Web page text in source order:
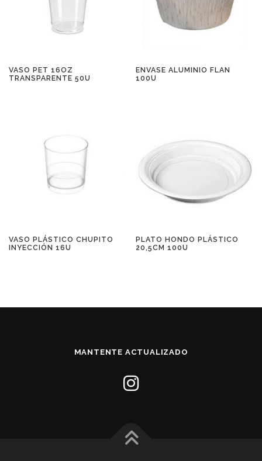
VASO PET 16OZ
TRANSPARENTE 50U
ENVASE ALUMINIO FLAN
100U
VASO PLÁSTICO CHUPITO
INYECCIÓN 16U
PLATO HONDO PLÁSTICO
20,5CM 100U
MANTENTE ACTUALIZADO